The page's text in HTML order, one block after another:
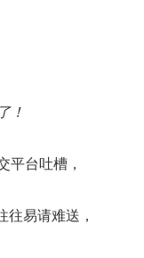
！
平台吐槽，
往易请难送，